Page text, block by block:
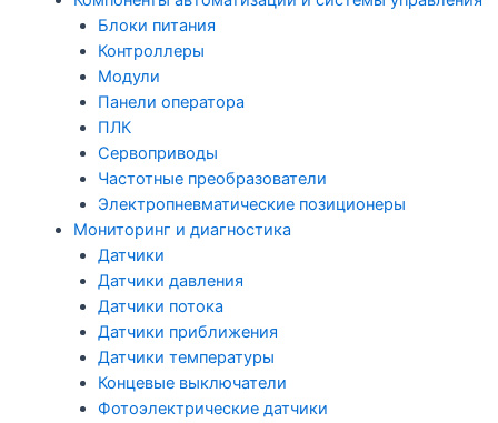
Блоки питания
Контроллеры
Модули
Панели оператора
ПЛК
Сервоприводы
Частотные преобразователи
Электропневматические позиционеры
Мониторинг и диагностика
Датчики
Датчики давления
Датчики потока
Датчики приближения
Датчики температуры
Концевые выключатели
Фотоэлектрические датчики